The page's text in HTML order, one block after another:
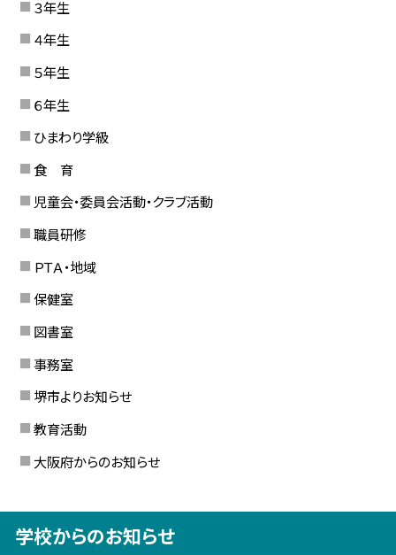
３年生
４年生
５年生
６年生
ひまわり学級
食 育
児童会・委員会活動・クラブ活動
職員研修
ＰＴＡ・地域
保健室
図書室
事務室
堺市よりお知らせ
教育活動
大阪府からのお知らせ
学校からのお知らせ